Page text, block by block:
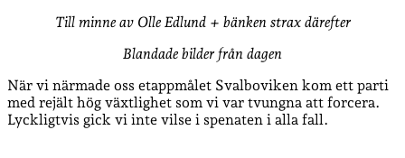
Till minne av Olle Edlund + bänken strax därefter
Blandade bilder från dagen
När vi närmade oss etappmålet Svalboviken kom ett parti
med rejält hög växtlighet som vi var tvungna att forcera.
Lyckligtvis gick vi inte vilse i spenaten i alla fall.